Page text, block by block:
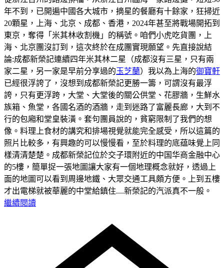
年不到，已開遍中國各大城市，摘星的餐廳有十餘家，狂掃近
20顆星，上海、北京、成都、香港，2024年甚至將戰場開拓到
東京，奪得「米其林收割機」的稱號。咱們小虎吃貨團，上
海、北京團沒訂到，這次終於在成團實現願望。先直接說結
論:成都新榮記連續四年米其林二星（成都沒有三星，只有兩
家二星，另一家是早前分享過的玉芝蘭）我以為上海的御寶軒
已經很浮誇了，沒想到成都新榮記更勝一籌，可謂沒有最浮
誇，只有更浮跨，大堂、大堂後的關公供堂、花膠牆，生鮮水
族箱、魚堂，各國名酒的酒牆，走到迷路了富麗長廊，大到不
行的包廂和堂皇裝潢。套句團員說的，貧窮限制了我們的想
像。料理上食材的講究和排場視覺就能完全感受，所以這篇的
照片比較多，有興趣的可以慢慢看，至於料理的底蕴味覺上同
樣清清楚楚。 成都新榮記位於交子環附近的中国华商金融中心
的5樓，簡單捉一張地圖讓大家有一個地理概念就好，透過上
面的地圖可以看到周邊地鐵、大眾交通工具頗方便。
上到五樓
才出電梯就被華麗的中堂給鎮住....新榮記的汽派真不一般。
繼續閱讀